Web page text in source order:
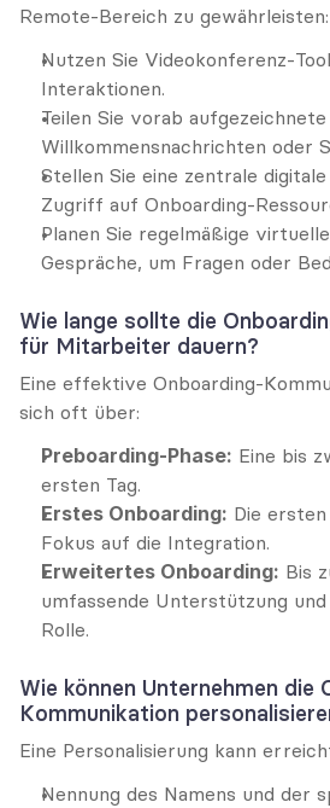
Remote-Bereich zu gewährleisten:
Nutzen Sie Videokonferenz-
Interaktionen.
Teilen Sie vorab aufgezeichnete
Willkommensnachrichten oder
Stellen Sie eine zentrale
Zugriff auf Onboarding-
Planen Sie regelmäßige
Gespräche, um Fragen oder
Wie lange sollte die
für Mitarbeiter dauern?
Eine effektive Onboarding-
sich oft über:
Preboarding-Phase: Eine bis
ersten Tag.
Erstes Onboarding: Die
Fokus auf die Integration.
Erweitertes Onboarding: Bis
umfassende Unterstützung
Rolle.
Wie können Unternehmen die
Kommunikation
Eine Personalisierung kann
Nennung des Namens und der